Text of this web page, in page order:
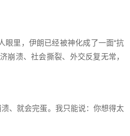
里，伊朗已经被神化成了一面“抗
崩溃、社会撕裂、外交反复无常，
、就会完蛋。我只能说：你想得太